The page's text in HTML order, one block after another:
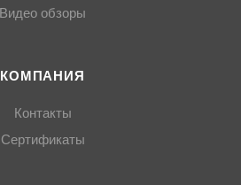
Видео обзоры
КОМПАНИЯ
Контакты
Сертификаты